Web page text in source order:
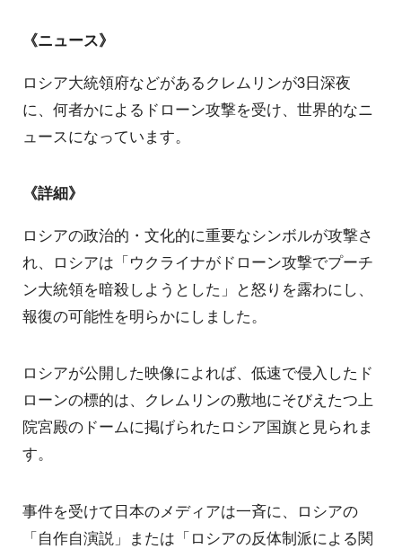
《ニュース》
ロシア大統領府などがあるクレムリンが3日深夜
に、何者かによるドローン攻撃を受け、世界的なニ
ュースになっています。
《詳細》
ロシアの政治的・文化的に重要なシンボルが攻撃さ
れ、ロシアは「ウクライナがドローン攻撃でプーチ
ン大統領を暗殺しようとした」と怒りを露わにし、
報復の可能性を明らかにしました。
ロシアが公開した映像によれば、低速で侵入したド
ローンの標的は、クレムリンの敷地にそびえたつ上
院宮殿のドームに掲げられたロシア国旗と見られま
す。
事件を受けて日本のメディアは一斉に、ロシアの
「自作自演説」または「ロシアの反体制派による関